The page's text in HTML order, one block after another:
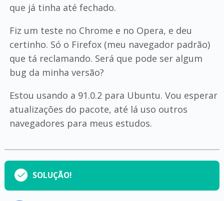
que já tinha até fechado.
Fiz um teste no Chrome e no Opera, e deu
certinho. Só o Firefox (meu navegador padrão)
que tá reclamando. Será que pode ser algum
bug da minha versão?
Estou usando a 91.0.2 para Ubuntu. Vou esperar
atualizações do pacote, até lá uso outros
navegadores para meus estudos.
SOLUÇÃO!